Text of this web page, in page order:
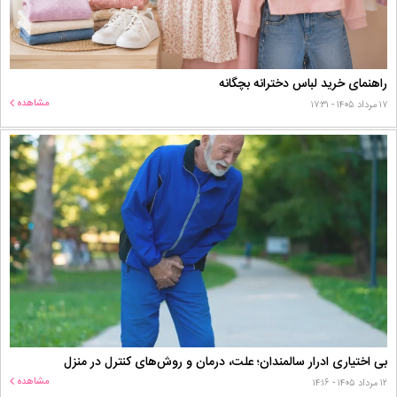
راهنمای خرید لباس دخترانه بچگانه
۱۷ مرداد ۱۴۰۵ - ۱۷:۳۱ مشاهده
بی اختیاری ادرار سالمندان؛ علت، درمان و روش‌های کنترل در منزل
۱۲ مرداد ۱۴۰۵ - ۱۴:۱۶ مشاهده